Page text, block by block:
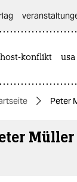
konflikt
Peter
Müller